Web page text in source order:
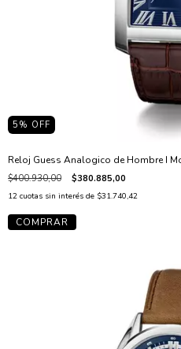
5 % OFF
Reloj Guess Analogico de Hombre I
$400.930,00 $380.885,00
12 cuotas sin interés de $31.740,42